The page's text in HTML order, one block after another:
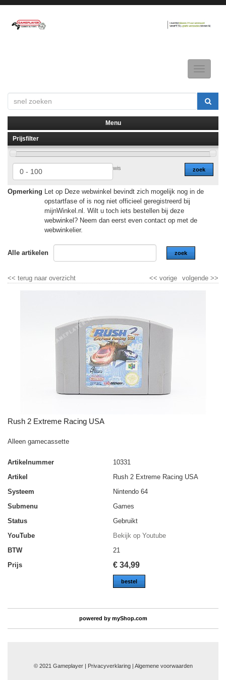
Toggle
▼
▼
Menu
Prijsfilter
zoek
wis
Opmerking Let op Deze webwinkel bevindt zich mogelijk nog in de
opstartfase of is nog niet officieel geregistreerd bij
mijnWinkel.nl. Wilt u toch iets bestellen bij deze
webwinkel? Neem dan eerst even contact op met de
webwinkelier.
Alle artikelen zoek
<< terug naar overzicht volgende >>
<< vorige
Rush 2 Extreme Racing USA
Alleen gamecassette
Artikelnummer
10331
Artikel
Rush 2 Extreme Racing USA
Systeem
Nintendo 64
Submenu
Games
Status
Gebruikt
YouTube
Bekijk op Youtube
BTW
21
Prijs
€ 34,99
bestel
powered by myShop.com
© 2021 Gameplayer | Privacyverklaring | Algemene voorwaarden